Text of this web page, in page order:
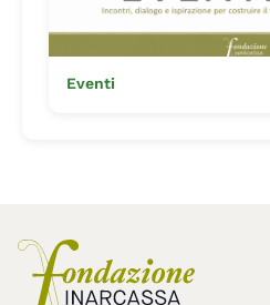
Eventi